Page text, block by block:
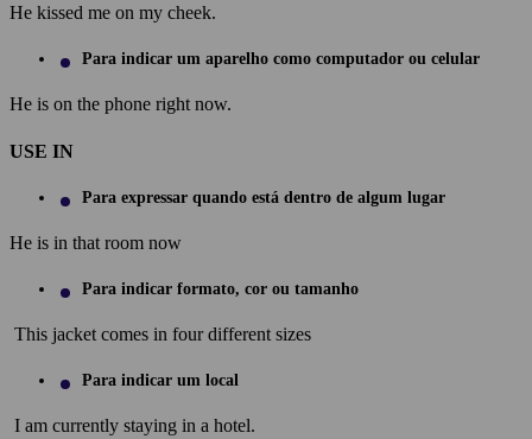
He kissed me on my cheek.
Para indicar um aparelho como computador ou celular
He is on the phone right now.
USE IN
Para expressar quando está dentro de algum lugar
He is in that room now
Para indicar formato, cor ou tamanho
This jacket comes in four different sizes
Para indicar um local
I am currently staying in a hotel.